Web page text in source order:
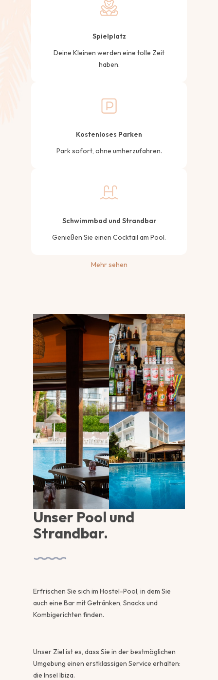
Spielplatz
Deine Kleinen werden eine tolle Zeit
haben.
Kostenloses Parken
Park sofort, ohne umherzufahren.
Schwimmbad und Strandbar
Genießen Sie einen Cocktail am Pool.
Mehr sehen
Unser Pool und
Strandbar.
Erfrischen Sie sich im Hostel-Pool, in dem Sie
auch eine Bar mit Getränken, Snacks und
Kombigerichten finden.
Unser Ziel ist es, dass Sie in der bestmöglichen
Umgebung einen erstklassigen Service erhalten:
die Insel Ibiza.